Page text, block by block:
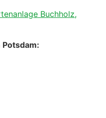
Buchholz,